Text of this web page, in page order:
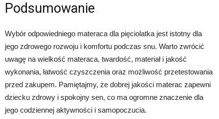
Podsumowanie
Wybór odpowiedniego materaca dla pięciolatka jest istotny dla
jego zdrowego rozwoju i komfortu podczas snu. Warto zwrócić
uwagę na wielkość materaca, twardość, materiał i jakość
wykonania, łatwość czyszczenia oraz możliwość przetestowania
przed zakupem. Pamiętajmy, że dobrej jakości materac zapewni
dziecku zdrowy i spokojny sen, co ma ogromne znaczenie dla
jego codziennej aktywności i samopoczucia.